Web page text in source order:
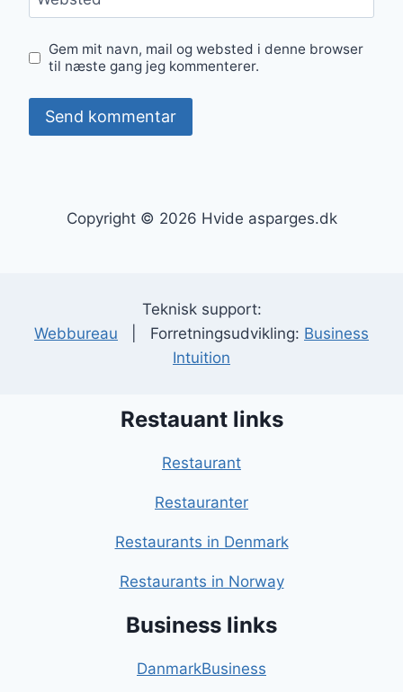
Gem mit navn, mail og websted i denne browser
til næste gang jeg kommenterer.
Copyright © 2026 Hvide asparges.dk
Teknisk support:
Webbureau | Forretningsudvikling: Business
Intuition
Restauant links
Restaurant
Restauranter
Restaurants in Denmark
Restaurants in Norway
Business links
DanmarkBusiness